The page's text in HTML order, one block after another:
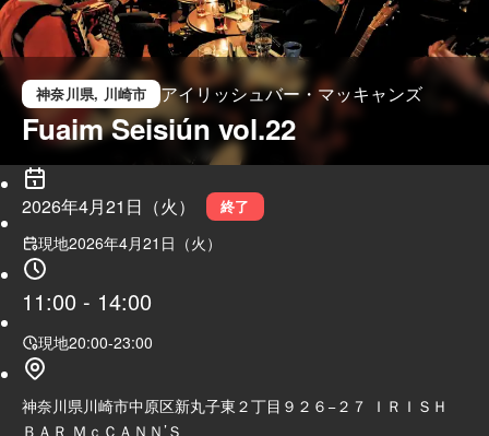
神奈川県, 川崎市 アイリッシュバー・マッキャンズ
Fuaim Seisiún vol.22
2026年4月21日（火） 終了
現地2026年4月21日（火）
11:00 - 14:00
現地20:00-23:00
神奈川県川崎市中原区新丸子東２丁目９２６−２７ ＩＲＩＳＨ
ＢＡＲ ＭｃＣＡＮＮ’Ｓ